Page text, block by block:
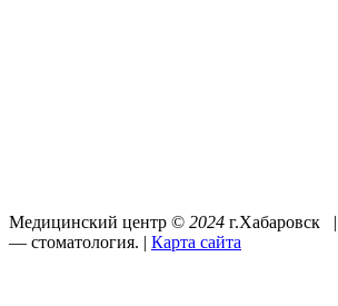
Медицинский центр © 2024 г.Хабаровск |
— стоматология. | Карта сайта